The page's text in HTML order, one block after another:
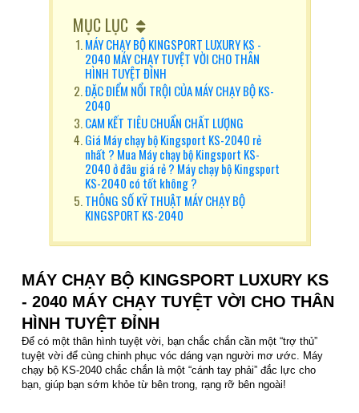
MỤC LỤC
MÁY CHẠY BỘ KINGSPORT LUXURY KS -
2040 MÁY CHẠY TUYỆT VỜI CHO THÂN
HÌNH TUYỆT ĐỈNH
ĐẶC ĐIỂM NỔI TRỘI CỦA MÁY CHẠY BỘ KS-
2040
CAM KẾT TIÊU CHUẨN CHẤT LƯỢNG
Giá Máy chạy bộ Kingsport KS-2040 rẻ
nhất ? Mua Máy chạy bộ Kingsport KS-
2040 ở đâu giá rẻ ? Máy chạy bộ Kingsport
KS-2040 có tốt không ?
THÔNG SỐ KỸ THUẬT MÁY CHẠY BỘ
KINGSPORT KS-2040
MÁY CHẠY BỘ KINGSPORT LUXURY KS
- 2040 MÁY CHẠY TUYỆT VỜI CHO THÂN
HÌNH TUYỆT ĐỈNH
Để có một thân hình tuyệt vời, bạn chắc chắn cần một “trợ thủ”
tuyệt vời để cùng chinh phục vóc dáng vạn người mơ ước. Máy
chạy bộ KS-2040 chắc chắn là một “cánh tay phải” đắc lực cho
bạn, giúp bạn sớm khỏe từ bên trong, rạng rỡ bên ngoài!